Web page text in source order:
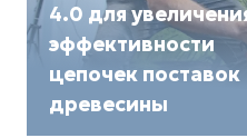
4.0 для
эффективности
цепочек поставок
древесины